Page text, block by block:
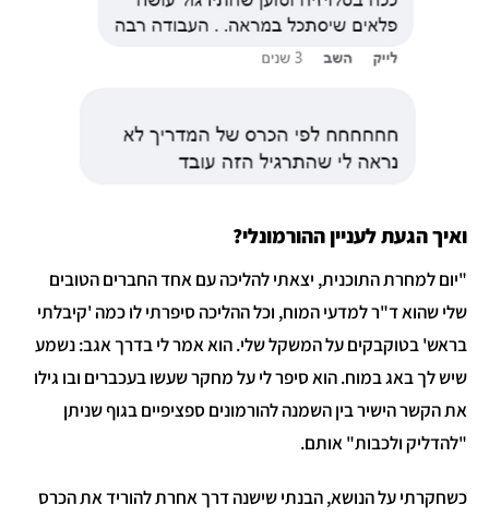
ואיך הגעת לעניין ההורמונלי?
"יום למחרת התוכנית, יצאתי להליכה עם אחד החברים הטובים
שלי שהוא ד"ר למדעי המוח, וכל ההליכה סיפרתי לו כמה 'קיבלתי
בראש' בטוקבקים על המשקל שלי. הוא אמר לי בדרך אגב: נשמע
שיש לך באג במוח. הוא סיפר לי על מחקר שעשו בעכברים ובו גילו
את הקשר הישיר בין השמנה להורמונים ספציפיים בגוף שניתן
"להדליק ולכבות" אותם.
כשחקרתי על הנושא, הבנתי שישנה דרך אחרת להוריד את הכרס